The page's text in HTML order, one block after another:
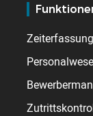
Zeiterfassung